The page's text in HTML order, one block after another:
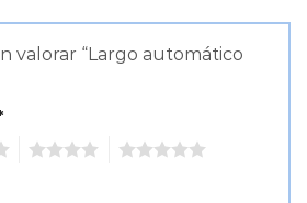
valorar “Largo automático